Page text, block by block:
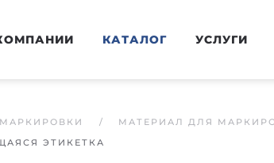
КАТАЛОГ УСЛУГИ
МАТЕРИАЛ ДЛЯ
ЭТИКЕТКА